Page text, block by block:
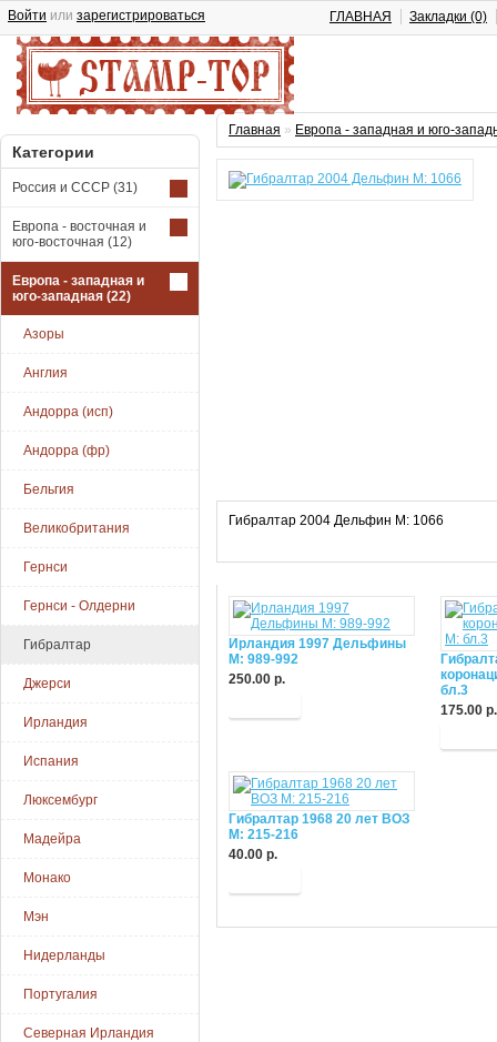
Войти или зарегистрироваться ГЛАВНАЯ Закладки (0)
Категории
Россия и СССР (31)
Европа - восточная и
юго-восточная (12)
Европа - западная и
юго-западная (22)
Азоры
Англия
Андорра (исп)
Андорра (фр)
Бельгия
Великобритания
Гернси
Гернси - Олдерни
Гибралтар
Джерси
Ирландия
Испания
Люксембург
Мадейра
Монако
Мэн
Нидерланды
Португалия
Северная Ирландия
Главная » Европа - западная и юго-
Гибралтар 2004 Дельфин М: 1066
Ирландия 1997 Дельфины
М: 989-992
250.00 р.
бл.3
175.00 р.
Гибралтар 1968 20 лет ВОЗ
M: 215-216
40.00 р.